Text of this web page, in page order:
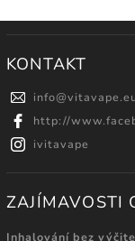
KONTAKT
info@vitavape.eu
http://
ivitavape
ZAJÍMAVOSTI
Inhalování bez